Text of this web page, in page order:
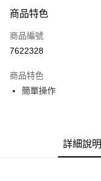
信用卡一次付款
超商取貨付款
Apple Pay
商品特色
商品編號
7622328
商品特色
簡單操作
詳細說明